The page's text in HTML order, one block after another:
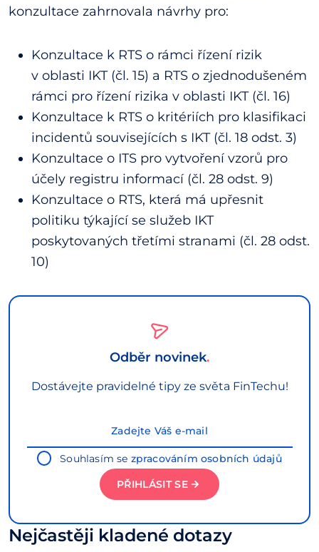
konzultace zahrnovala návrhy pro:
Konzultace k RTS o rámci řízení rizik
v oblasti IKT (čl. 15) a RTS o zjednodušeném
rámci pro řízení rizika v oblasti IKT (čl. 16)
Konzultace k RTS o kritériích pro klasifikaci
incidentů souvisejících s IKT (čl. 18 odst. 3)
Konzultace o ITS pro vytvoření vzorů pro
účely registru informací (čl. 28 odst. 9)
Konzultace o RTS, která má upřesnit
politiku týkající se služeb IKT
poskytovaných třetími stranami (čl. 28 odst.
10)
Odběr novinek
Dostávejte pravidelné tipy ze světa FinTechu!
Souhlasím se zpracováním osobních údajů
PŘIHLÁSIT SE
Nejčastěji kladené dotazy